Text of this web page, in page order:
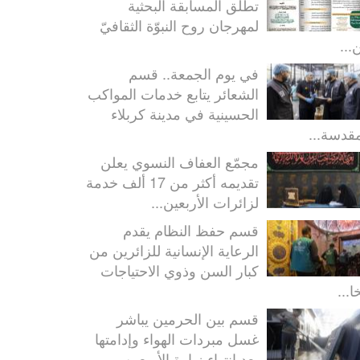
تطلق المسابقة البحثية
لمهرجان روح النبوّة الثقافيّ
في يوم الجمعة.. قسم
الشعائر يتابع خدمات المواكب
الحسينية في مدينة كربلاء
مجمّع العفاف النسوي يعلن
تقديمه أكثر من 17 ألف خدمة
لزائرات الأربعين...
قسم حفظ النظام يقدم
الرعاية الإنسانية للزائرين من
كبار السن وذوي الاحتياجات
قسم بين الحرمين يباشر
غسل مبردات الهواء وإدامتها